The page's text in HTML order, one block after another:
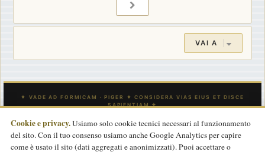
VAI A
INDICE Tutti gli orari sonoUTC
CONTATTACI
Cookie e privacy.Usiamo solo cookie tecnici necessari al funzionamento
del sito. Con il tuo consenso usiamo anche Google Analytics per capire
come è usato il sito (dati aggregati e anonimizzati). Puoi accettare o